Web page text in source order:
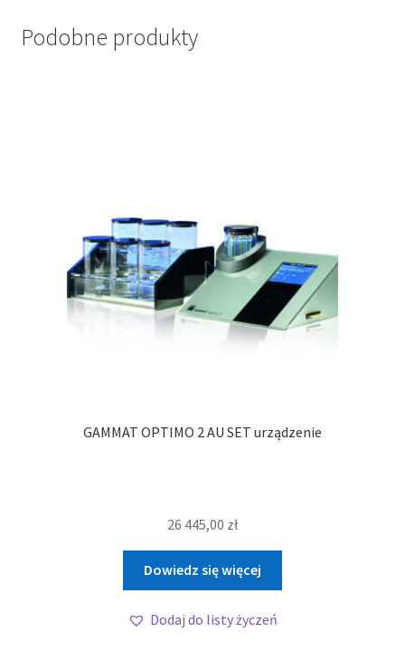
Podobne produkty
GAMMAT OPTIMO 2 AU SET urządzenie
26 445,00 zł
Dowiedz się więcej
Dodaj do listy życzeń